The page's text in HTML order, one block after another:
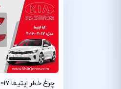
چراغ خطر اپتیما 2017 استوک نئون قرمز